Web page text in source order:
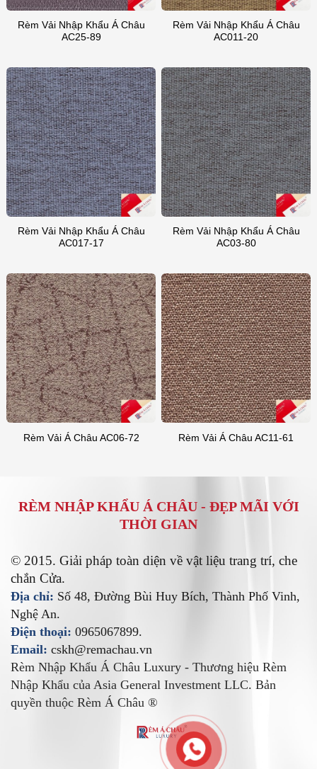
Rèm Vải Nhập Khẩu Á Châu
AC25-89
Rèm Vải Nhập Khẩu Á Châu
AC011-20
Rèm Vải Nhập Khẩu Á Châu
AC017-17
Rèm Vải Nhập Khẩu Á Châu
AC03-80
Rèm Vải Á Châu AC06-72 Rèm Vải Á Châu AC11-61
RÈM NHẬP KHẨU Á CHÂU - ĐẸP MÃI VỚI
THỜI GIAN
© 2015. Giải pháp toàn diện về vật liệu trang trí, che
chắn Cửa.
Địa chỉ: Số 48, Đường Bùi Huy Bích, Thành Phố Vinh,
Nghệ An.
Điện thoại: 0965067899.
Email: cskh@remachau.vn
Rèm Nhập Khẩu Á Châu Luxury - Thương hiệu Rèm
Nhập Khẩu của Asia General Investment LLC. Bản
quyền thuộc Rèm Á Châu ®